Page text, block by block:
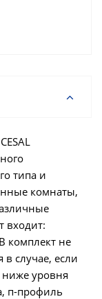
типа и
комнаты,
входит:
комплект не
случае, если
ниже уровня
п-профиль